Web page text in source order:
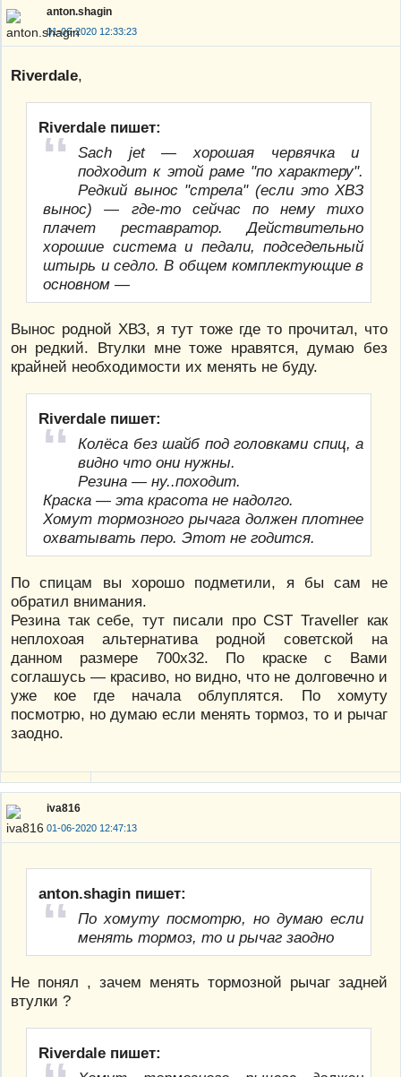
anton.shagin
01-06-2020 12:33:23
Riverdale,
Riverdale пишет:
Sach jet — хорошая червячка и
подходит к этой раме "по характеру".
Редкий вынос "стрела" (если это ХВЗ
вынос) — где-то сейчас по нему тихо
плачет реставратор. Действительно
хорошие система и педали, подседельный
штырь и седло. В общем комплектующие в
основном —
Вынос родной ХВЗ, я тут тоже где то прочитал, что
он редкий. Втулки мне тоже нравятся, думаю без
крайней необходимости их менять не буду.
Riverdale пишет:
Колёса без шайб под головками спиц, а
видно что они нужны.
Резина — ну..походит.
Краска — эта красота не надолго.
Хомут тормозного рычага должен плотнее
охватывать перо. Этот не годится.
По спицам вы хорошо подметили, я бы сам не
обратил внимания.
Резина так себе, тут писали про СST Traveller как
неплохоая альтернатива родной советской на
данном размере 700х32. По краске с Вами
соглашусь — красиво, но видно, что не долговечно и
уже кое где начала облуплятся. По хомуту
посмотрю, но думаю если менять тормоз, то и рычаг
заодно.
iva816
01-06-2020 12:47:13
anton.shagin пишет:
По хомуту посмотрю, но думаю если
менять тормоз, то и рычаг заодно
Не понял , зачем менять тормозной рычаг задней
втулки ?
Riverdale пишет: